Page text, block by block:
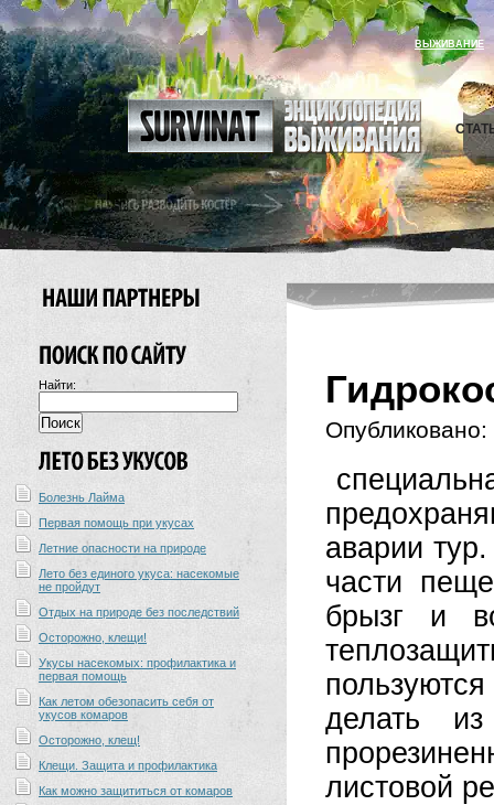
ВЫЖИВАНИЕ
Найти:
Болезнь Лайма
Первая помощь при укусах
Летние опасности на природе
Лето без единого укуса: насекомые
не пройдут
Отдых на природе без последствий
Осторожно, клещи!
Укусы насекомых: профилактика и
первая помощь
Как летом обезопасить себя от
укусов комаров
Осторожно, клещ!
Клещи. Защита и профилактика
Как можно защититься от комаров
Опубликовано:
аварии
части
брызг и
делать из
листовой